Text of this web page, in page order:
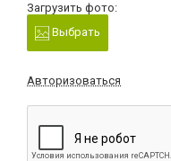
Загрузить фото:
Выбрать
Авторизоваться